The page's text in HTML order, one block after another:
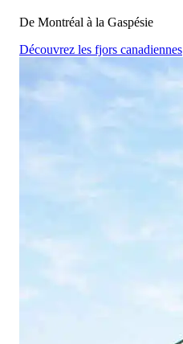
De Montréal à la Gaspésie
Découvrez les fjors canadiennes